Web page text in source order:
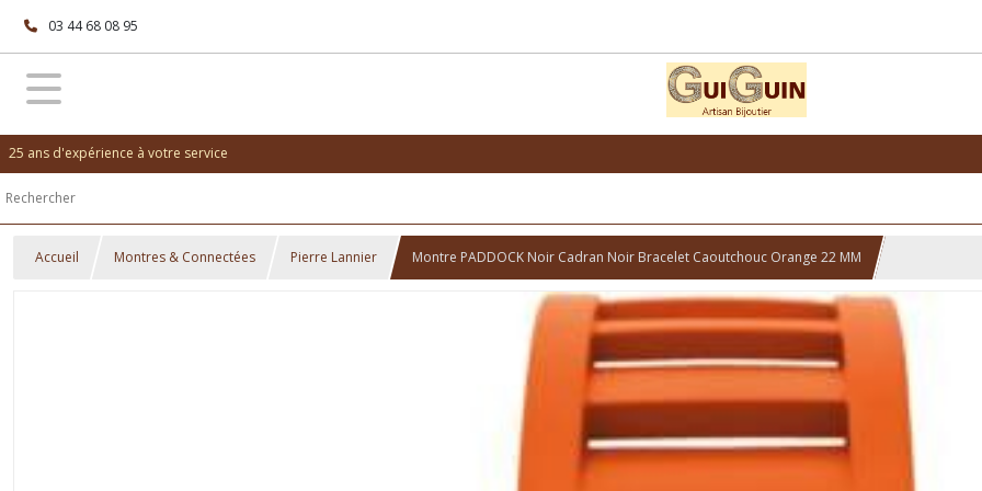
03 44 68 08 95
25 ans d'expérience à votre service
Accueil Montres & Connectées Pierre Lannier Montre PADDOCK Noir Cadran Noir Bracelet Caoutchouc Orange 22 MM